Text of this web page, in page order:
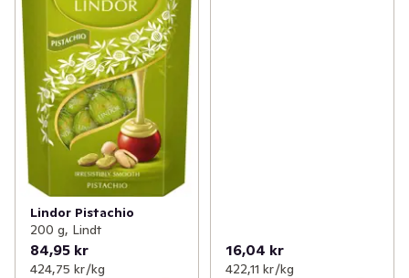
Lindor Pistachio
200 g, Lindt
84,95 kr
424,75 kr /kg
16,04 kr
422,11 kr /kg